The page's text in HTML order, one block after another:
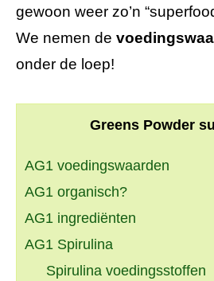
gewoon weer zo’n
We nemen de
onder de loep!
Greens Powder
AG1 voedingswaarden
AG1 organisch?
AG1 ingrediënten
AG1 Spirulina
Spirulina voedingsstoffen